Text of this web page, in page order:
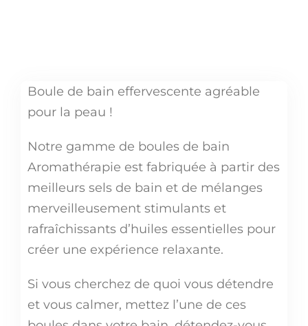
Camomille
et
Boule de bain effervescente agréable
pour la peau !
Notre gamme de boules de bain
Aromathérapie est fabriquée à partir des
meilleurs sels de bain et de mélanges
merveilleusement stimulants et
rafraîchissants d’huiles essentielles pour
créer une expérience relaxante.
Si vous cherchez de quoi vous détendre
et vous calmer, mettez l’une de ces